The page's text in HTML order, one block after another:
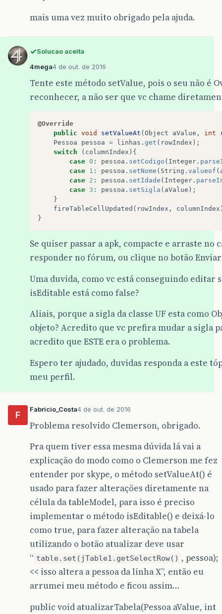
mais uma vez muito obrigado pela ajuda.
Solucao aceita
4mega4 de out. de 2016
Tente este método setValue, pois o seu não é
reconhecer, a não ser que vc chame
@Override
public void setValueAt ( Object aValue , int
Pessoa
pessoa = linhas . get ( rowIndex );
switch
( columnIndex ){
case 0 : pessoa . setCodigo ( Integer .
case 1 : pessoa . setNome ( String . valueof (
case 2 : pessoa . setIdade ( Integer .
case 3 : pessoa . setSigla ( aValue );
}
fireTableCellUpdated ( rowIndex , columnIndex
}
Se quiser passar a apk, compacte e arraste no
responder no fórum, ou clique no botão
Uma duvida, como vc está conseguindo editar
isEditable está como false?
Aliais, porque a sigla da classe UF esta como
objeto? Acredito que vc prefira mudar a sigla
acredito que ESTE era o problema.
Espero ter ajudado, duvidas responda a este
meu perfil.
F
Fabricio_Costa4 de out. de 2016
Problema resolvido Clemerson, obrigado.
Pra quem tiver essa mesma dúvida lá vai a
explicação do modo como o Clemerson me fez
entender por skype, o método setValueAt() é
usado para fazer alterações diretamente na
célula da tableModel, para isso é preciso
implementar o método isEditable() e deixá-lo
como true, para fazer alteração na tabela
utilizando o botão atualizar deve usar
“ table.set(jTable1.getSelectRow() , pessoa);
<< isso altera a pessoa da linha X”, então eu
arrumei meu método e ficou assim…
public void atualizarTabela(Pessoa aValue, int